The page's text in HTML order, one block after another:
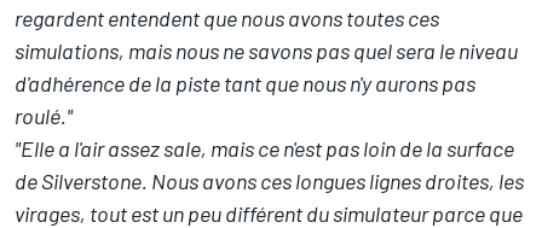
regardent entendent que nous avons toutes ces
simulations, mais nous ne savons pas quel sera le niveau
d'adhérence de la piste tant que nous n'y aurons pas
roulé."
"Elle a l'air assez sale, mais ce n'est pas loin de la surface
de Silverstone. Nous avons ces longues lignes droites, les
virages, tout est un peu différent du simulateur parce que